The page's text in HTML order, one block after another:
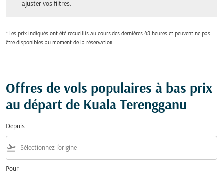
ajuster vos filtres.
*Les prix indiqués ont été recueillis au cours des dernières 48 heures et peuvent ne pas
être disponibles au moment de la réservation.
Offres de vols populaires à bas prix
au départ de Kuala Terengganu
Depuis
flight_takeoff
Pour